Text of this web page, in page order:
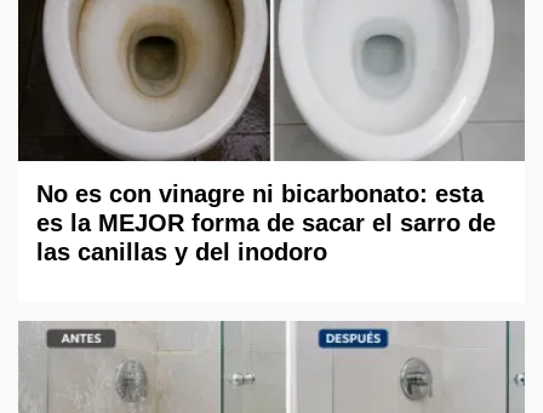
No es con vinagre ni bicarbonato: esta
es la MEJOR forma de sacar el sarro de
las canillas y del inodoro